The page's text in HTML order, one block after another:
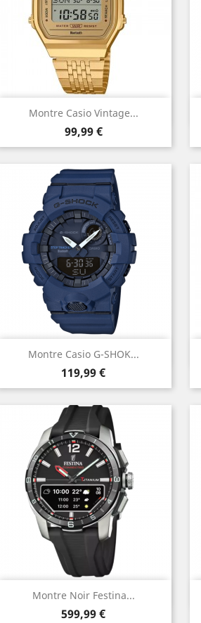
Montre Casio Vintage...
Prix
99,99 €
Aperçu rapide
Montre Casio G-SHOK...
Prix
119,99 €
Aperçu rapide
Vert
Montre Noir Festina...
Prix
599,99 €
Aperçu rapide